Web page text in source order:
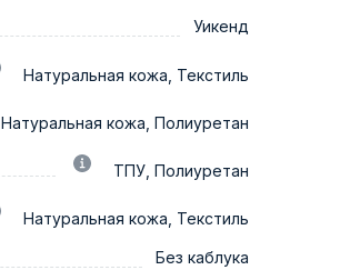
Уикенд
Натуральная кожа, Текстиль
Натуральная кожа, Полиуретан
ТПУ, Полиуретан
Натуральная кожа, Текстиль
Без каблука